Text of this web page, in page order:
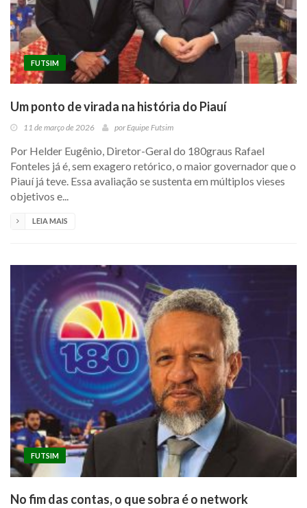
FUTSIM
Um ponto de virada na história do Piauí
11 de março de 2026 por Equipe Futsim
Por Helder Eugênio, Diretor-Geral do 180graus Rafael
Fonteles já é, sem exagero retórico, o maior governador que o
Piauí já teve. Essa avaliação se sustenta em múltiplos vieses
objetivos e...
LEIA MAIS
FUTSIM
No fim das contas, o que sobra é o network